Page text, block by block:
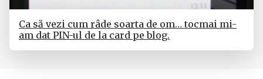
Ca să vezi cum râde soarta de om… tocmai mi-
am dat PIN-ul de la card pe blog.